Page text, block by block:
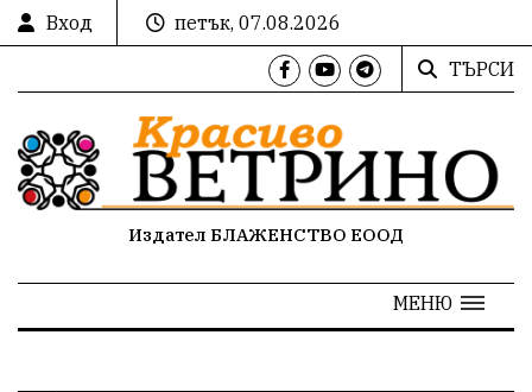
Вход
петък, 07.08.2026
ТЪРСИ
Издател БЛАЖЕНСТВО ЕООД
МЕНЮ